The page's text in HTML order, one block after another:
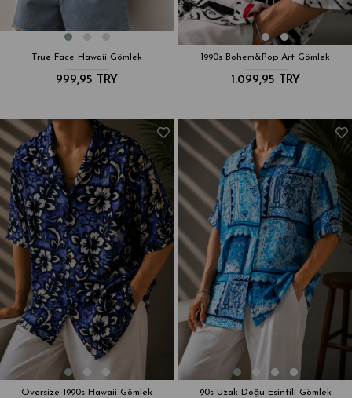
True Face Hawaii Gömlek
999,95 TRY
1990s Bohem&Pop Art Gömlek
1.099,95 TRY
Oversize 1990s Hawaii Gömlek 90s Uzak Doğu Esintili Gömlek